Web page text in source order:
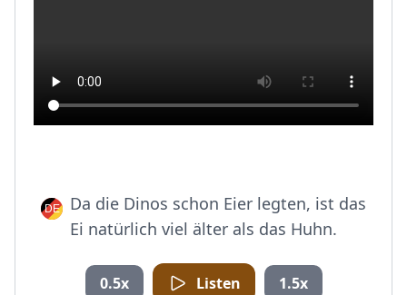
Da die Dinos schon Eier legten, ist das
Ei natürlich viel älter als das Huhn.
0.5x Listen 1.5x